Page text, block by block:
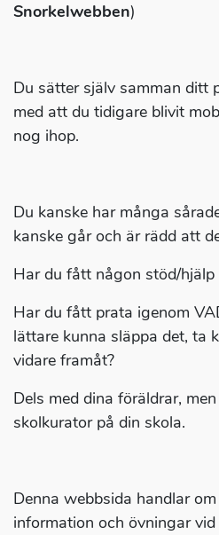
Snorkelwebben)
Du sätter själv samman ditt
med att du tidigare blivit
nog ihop.
Du kanske har många
kanske går och är rädd att
Har du fått någon stöd/
Har du fått prata igenom
lättare kunna släppa det, ta
vidare framåt?
Dels med dina föräldrar,
skolkurator på din skola.
Denna webbsida handlar
information och övningar